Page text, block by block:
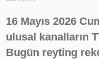
16 Mayıs 2026
ulusal kanalların
Bugün reyting